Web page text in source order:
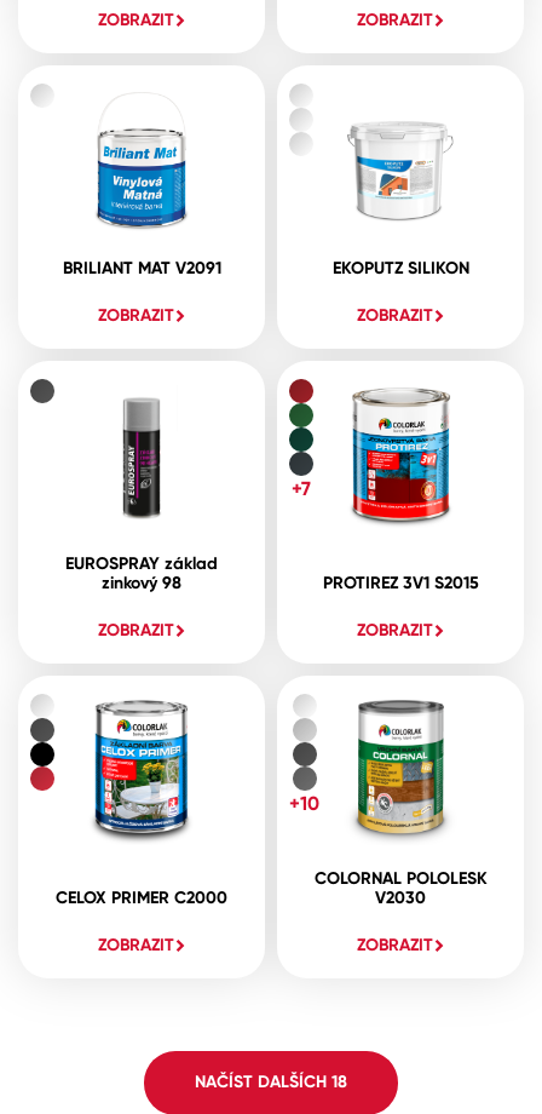
ZOBRAZIT ZOBRAZIT
BRILIANT MAT V2091
ZOBRAZIT
EKOPUTZ SILIKON
ZOBRAZIT
EUROSPRAY základ
zinkový 98
ZOBRAZIT
PROTIREZ 3V1 S2015
ZOBRAZIT
+7
CELOX PRIMER C2000
ZOBRAZIT
COLORNAL POLOLESK
V2030
ZOBRAZIT
+10
NAČÍST DALŠÍCH 18